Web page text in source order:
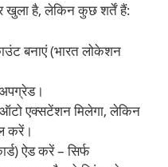
खुला है, लेकिन कुछ शर्तें हैं:
बनाएं (भारत लोकेशन
एक्सटेंशन मिलेगा, लेकिन
करें।
ऐड करें – सिर्फ